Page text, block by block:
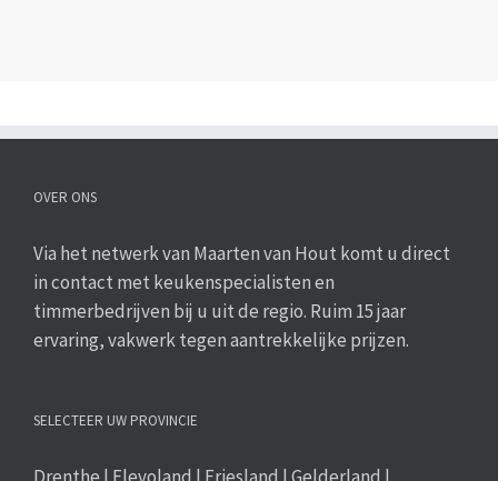
OVER ONS
Via het netwerk van Maarten van Hout komt u direct
in contact met keukenspecialisten en
timmerbedrijven bij u uit de regio. Ruim 15 jaar
ervaring, vakwerk tegen aantrekkelijke prijzen.
SELECTEER UW PROVINCIE